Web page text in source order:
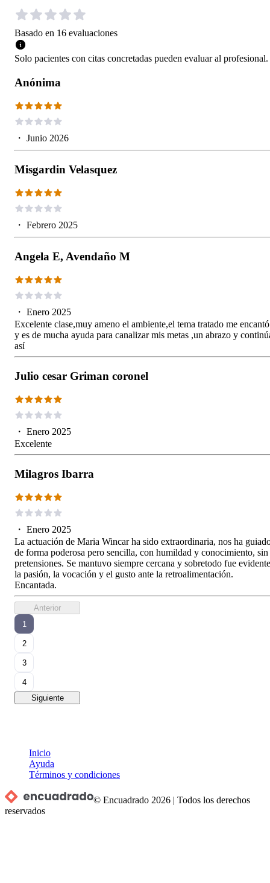
Basado en 16 evaluaciones
Solo pacientes con citas concretadas pueden evaluar al profesional.
Anónima
・ Junio 2026
Misgardin Velasquez
・ Febrero 2025
Angela E, Avendaño M
・ Enero 2025
Excelente clase,muy ameno el ambiente,el tema tratado me encantó
y es de mucha ayuda para canalizar mis metas ,un abrazo y
así
Julio cesar Griman coronel
・ Enero 2025
Excelente
Milagros Ibarra
・ Enero 2025
La actuación de Maria Wincar ha sido extraordinaria, nos ha
de forma poderosa pero sencilla, con humildad y conocimiento, sin
pretensiones. Se mantuvo siempre cercana y sobretodo fue evidente
la pasión, la vocación y el gusto ante la retroalimentación.
Encantada.
Anterior
1
2
3
4
Siguiente
Inicio
Ayuda
Términos y condiciones
© Encuadrado 2026 |Todos los derechos
reservados